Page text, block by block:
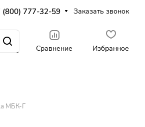
(800) 777-32-59
Заказать звонок
Сравнение Избранное
МБК-Г